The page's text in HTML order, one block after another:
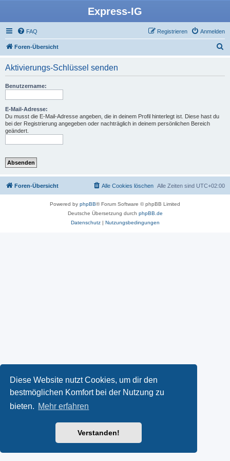
Diese Website nutzt Cookies, um dir den
bestmöglichen Komfort bei der Nutzung zu
bieten. Mehr erfahren
Verstanden!
Express-IG
FAQ Anmelden
Registrieren
Foren-Übersicht
Aktivierungs-Schlüssel senden
Benutzername:
E-Mail-Adresse:
Du musst die E-Mail-Adresse angeben, die in deinem Profil hinterlegt ist. Diese hast du
bei der Registrierung angegeben oder nachträglich in deinem persönlichen Bereich
geändert.
Foren-Übersicht Alle Zeiten sind UTC+02:00
Alle Cookies löschen
Powered by phpBB® Forum Software © phpBB Limited
Deutsche Übersetzung durch phpBB.de
Datenschutz| Nutzungsbedingungen